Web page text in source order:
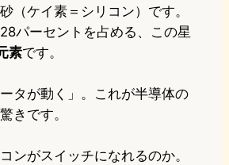
（ケイ素＝シリコン）です。
パーセントを占める、この星
素です。
ータが動く」。これが半導体の
きです。
ンがスイッチになれるのか。